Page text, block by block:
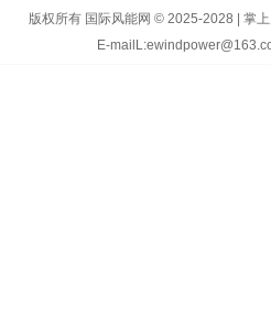
版权所有 国际风能网 © 2025-2028 | 掌
E-